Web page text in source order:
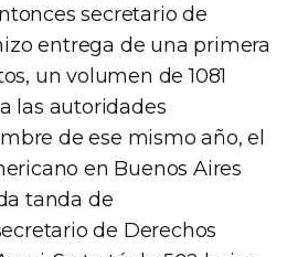
secretario de
entrega de una primera
un volumen de 1081
las autoridades
de ese mismo año, el
en Buenos Aires
tanda de
de Derechos